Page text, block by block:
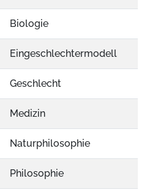
Biologie
Eingeschlechtermodell
Geschlecht
Medizin
Naturphilosophie
Philosophie